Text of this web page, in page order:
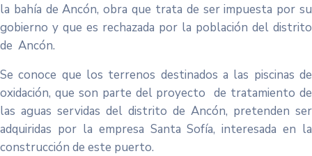
la bahía de Ancón, obra que trata de ser impuesta por su
gobierno y que es rechazada por la población del distrito
de Ancón.
Se conoce que los terrenos destinados a las piscinas de
oxidación, que son parte del proyecto de tratamiento de
las aguas servidas del distrito de Ancón, pretenden ser
adquiridas por la empresa Santa Sofía, interesada en la
construcción de este puerto.